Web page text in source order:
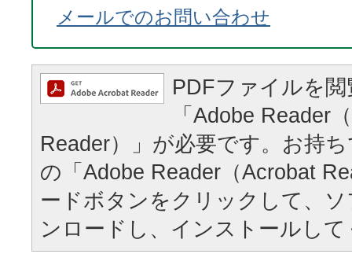
メールでのお問い合わせ
PDFファイルを
「Adobe Reader
Reader）」が必要です。お持
の「Adobe Reader（Acrobat
ードボタンをクリックして、
ンロードし、インストールし